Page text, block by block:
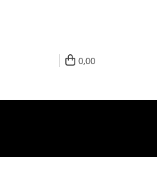
0,00